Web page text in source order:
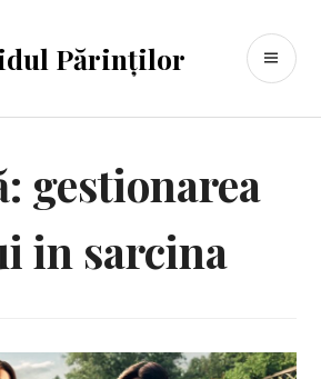
Părinților
gestionarea
in sarcina